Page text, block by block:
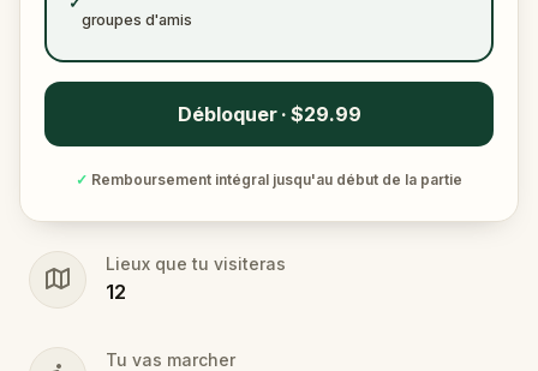
groupes d'amis
Débloquer · $29.99
✓ Remboursement intégral jusqu'au début de la partie
Lieux que tu visiteras
12
Tu vas marcher